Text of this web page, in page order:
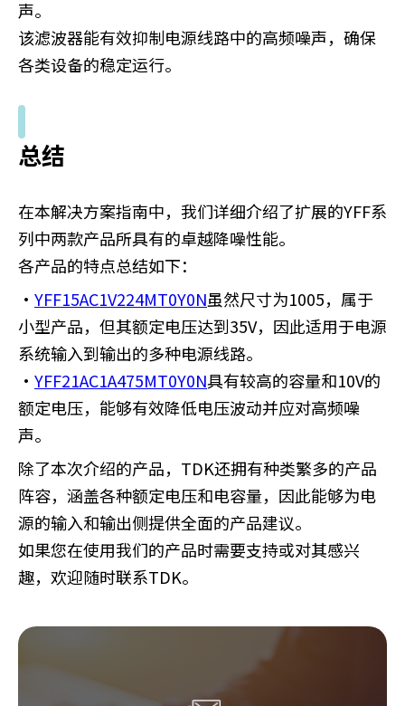
声。
该滤波器能有效抑制电源线路中的高频噪声，确保
各类设备的稳定运行。
总结
在本解决方案指南中，我们详细介绍了扩展的YFF系
列中两款产品所具有的卓越降噪性能。
各产品的特点总结如下：
・ YFF15AC1V224MT0Y0N虽然尺寸为1005，属于
小型产品，但其额定电压达到35V，因此适用于电源
系统输入到输出的多种电源线路。
・ YFF21AC1A475MT0Y0N具有较高的容量和10V的
额定电压，能够有效降低电压波动并应对高频噪
声。
除了本次介绍的产品，TDK还拥有种类繁多的产品
阵容，涵盖各种额定电压和电容量，因此能够为电
源的输入和输出侧提供全面的产品建议。
如果您在使用我们的产品时需要支持或对其感兴
趣，欢迎随时联系TDK。